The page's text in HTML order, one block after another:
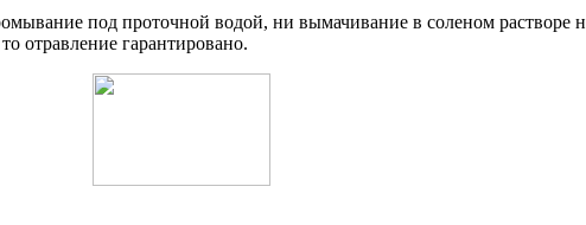
под проточной водой, ни вымачивание в соленом растворе
отравление гарантировано.